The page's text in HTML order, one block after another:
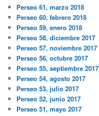
Perseo 61, marzo 2018
Perseo 60, febrero 2018
Perseo 59, enero 2018
Perseo 58, diciembre 2017
Perseo 57, noviembre 2017
Perseo 56, octubre 2017
Perseo 55, septiembre 2017
Perseo 54, agosto 2017
Perseo 53, julio 2017
Perseo 52, junio 2017
Perseo 51, mayo 2017